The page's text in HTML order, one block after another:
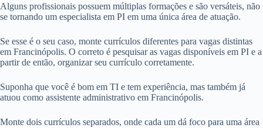
Alguns profissionais possuem múltiplas formações e são versáteis, não
se tornando um especialista em PI em uma única área de atuação.
Se esse é o seu caso, monte currículos diferentes para vagas distintas
em Francinópolis. O correto é pesquisar as vagas disponíveis em PI e a
partir de então, organizar seu currículo corretamente.
Suponha que você é bom em TI e tem experiência, mas também já
atuou como assistente administrativo em Francinópolis.
Monte dois currículos separados, onde cada um dá foco para uma área